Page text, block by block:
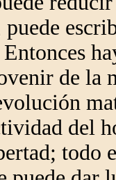
de la
del
todo